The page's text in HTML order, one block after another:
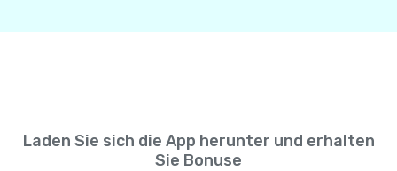
Laden Sie sich die App herunter und erhalten
Sie Bonuse